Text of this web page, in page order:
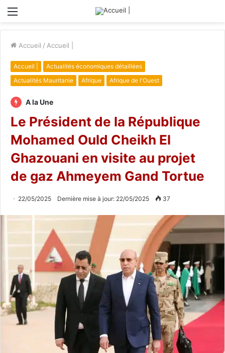
Menu
Accueil / Accueil |
Accueil |
Actualités économiques détaillées
Actualités Mauritanie
Afrique Afrique de l'Ouest
A la Une
Le Président de la République
Mohamed Ould Cheikh El
Ghazouani en visite au projet
de gaz Ahmeyem Gand Tortue
22/05/2025 Dernière mise à jour: 22/05/2025 37